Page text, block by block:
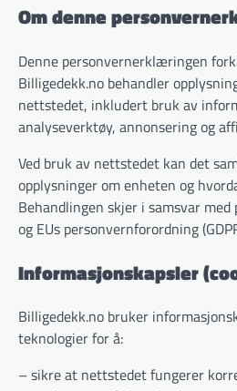
Om denne
Denne personvernerklæringen
Billigedekk.no behandler
nettstedet, inkludert bruk av
analyseverktøy, annonsering og
Ved bruk av nettstedet kan det
opplysninger om enheten og
Behandlingen skjer i samsvar
og EUs personvernforordning
Informasjonskapsler
Billigedekk.no bruker
teknologier for å:
– sikre at nettstedet fungerer